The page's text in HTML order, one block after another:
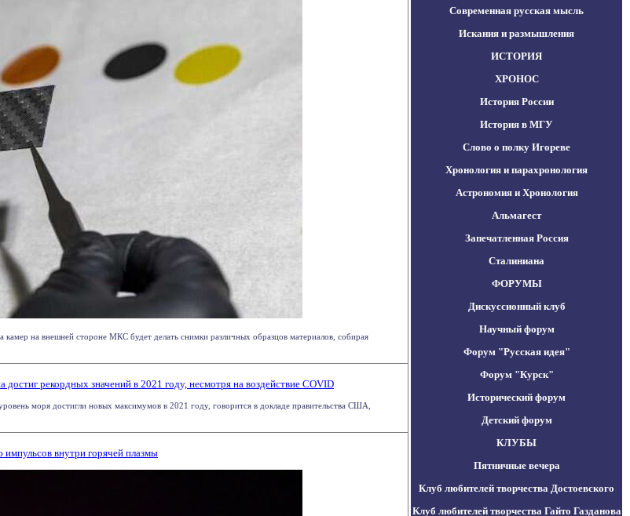
камер на внешней стороне МКС будет делать снимки различных образцов материалов, собирая
рекордных значений в 2021 году, несмотря на воздействие COVID
моря достигли новых максимумов в 2021 году, говорится в докладе правительства США,
внутри горячей плазмы
Современная русская мысль
Искания и размышления
ИСТОРИЯ
ХРОНОС
История России
История в МГУ
Слово о полку Игореве
Хронология и парахронология
Астрономия и Хронология
Альмагест
Запечатленная Россия
Сталиниана
ФОРУМЫ
Дискуссионный клуб
Научный форум
Форум "Русская идея"
Форум "Курск"
Исторический форум
Детский форум
КЛУБЫ
Пятничные вечера
Клуб любителей творчества Достоевского
Клуб любителей творчества Гайто Газданова